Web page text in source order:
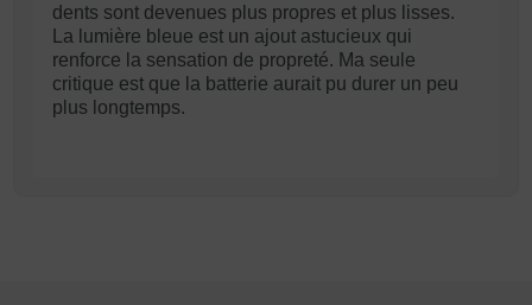
dents sont devenues plus propres et plus lisses.
La lumière bleue est un ajout astucieux qui
renforce la sensation de propreté. Ma seule
critique est que la batterie aurait pu durer un peu
plus longtemps.